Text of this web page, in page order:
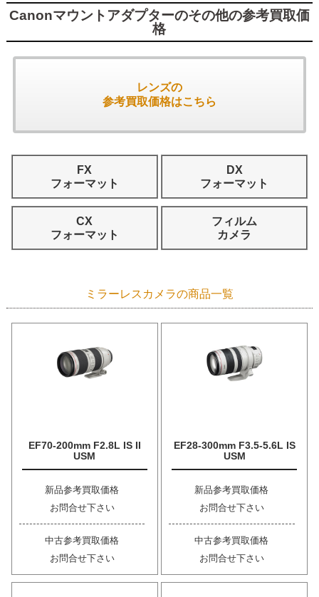
Canonマウントアダプターのその他の参考買取価
格
レンズの
参考買取価格はこちら
FX
フォーマット
DX
フォーマット
CX
フォーマット
フィルム
カメラ
ミラーレスカメラの商品一覧
EF70-200mm F2.8L IS II
USM
新品参考買取価格
お問合せ下さい
中古参考買取価格
お問合せ下さい
EF28-300mm F3.5-5.6L IS
USM
新品参考買取価格
お問合せ下さい
中古参考買取価格
お問合せ下さい